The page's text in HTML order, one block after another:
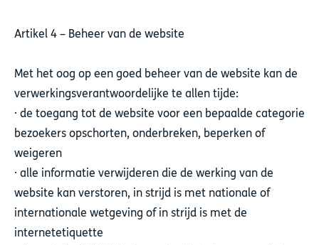
Artikel 4 – Beheer van de website
Met het oog op een goed beheer van de website kan de
verwerkingsverantwoordelijke te allen tijde:
· de toegang tot de website voor een bepaalde categorie
bezoekers opschorten, onderbreken, beperken of
weigeren
· alle informatie verwijderen die de werking van de
website kan verstoren, in strijd is met nationale of
internationale wetgeving of in strijd is met de
internetetiquette